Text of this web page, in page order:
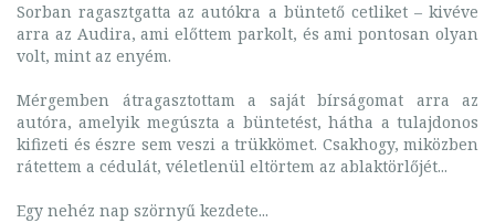
Sorban ragasztgatta az autókra a büntető cetliket – kivéve
arra az Audira, ami előttem parkolt, és ami pontosan olyan
volt, mint az enyém.
Mérgemben átragasztottam a saját bírságomat arra az
autóra, amelyik megúszta a büntetést, hátha a tulajdonos
kifizeti és észre sem veszi a trükkömet. Csakhogy, miközben
rátettem a cédulát, véletlenül eltörtem az ablaktörlőjét...
Egy nehéz nap szörnyű kezdete...